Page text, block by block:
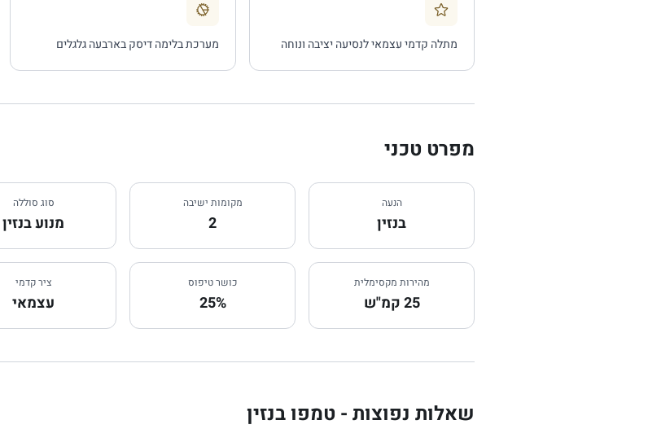
מתלה קדמי עצמאי לנסיעה יציבה ונוחה מערכת בלימה דיסק בארבעה גלגלים
מפרט טכני
הנעה
בנזין
מקומות ישיבה
2
סוג סוללה
מנוע בנזין
מהירות מקסימלית
25 קמ"ש
כושר טיפוס
25%
ציר קדמי
עצמאי
שאלות נפוצות - טמפו בנזין